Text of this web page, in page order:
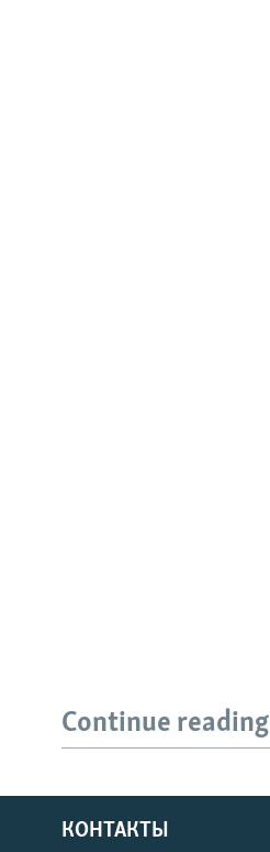
Continue reading
КОНТАКТЫ